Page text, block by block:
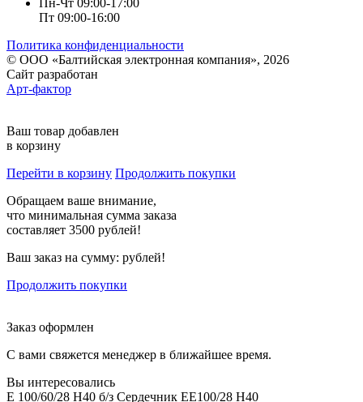
Пн-Чт 09:00-17:00
Пт 09:00-16:00
Политика конфиденциальности
© ООО «Балтийская электронная компания», 2026
Сайт разработан
Арт-фактор
Ваш товар добавлен
в корзину
Перейти в корзину Продолжить покупки
Обращаем ваше внимание,
что минимальная сумма заказа
составляет 3500 рублей!
Ваш заказ на сумму: рублей!
Продолжить покупки
Заказ оформлен
С вами свяжется менеджер в ближайшее время.
Вы интересовались
E 100/60/28 H40 б/з Сердечник EE100/28 H40